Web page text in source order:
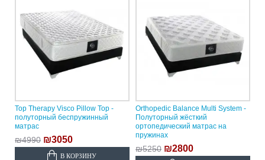
Top Therapy Visco Pillow Top -
полуторный беспружинный
матрас
₪4990 ₪3050
В КОРЗИНУ
Orthopedic Balance Multi System -
Полуторный жёсткий
ортопедический матрас на
пружинах
₪5250 ₪2800